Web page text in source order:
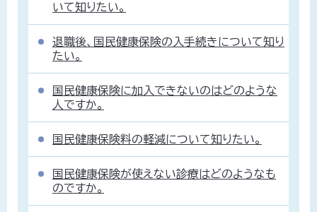
いて知りたい。
退職後、国民健康保険の入手続きについて知り
たい。
国民健康保険に加入できないのはどのような
人ですか。
国民健康保険料の軽減について知りたい。
国民健康保険が使えない診療はどのようなも
のですか。